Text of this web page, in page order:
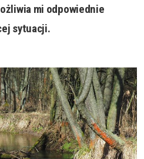
mi odpowiednie
sytuacji.